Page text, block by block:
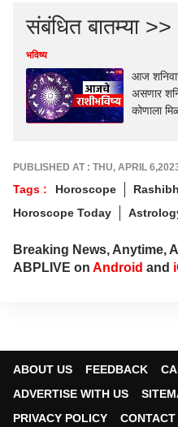
संबंधित बातम्या >>
भविष्य
आज
असणार
कोणाला
PUBLISHED AT : THU, APRIL
Tags : Horoscope
Horoscope Today
Breaking News, Anytime,
ABPLIVE on Android and
ABOUT US FEEDBACK
ADVERTISE WITH US
PRIVACY POLICY
CONTACT